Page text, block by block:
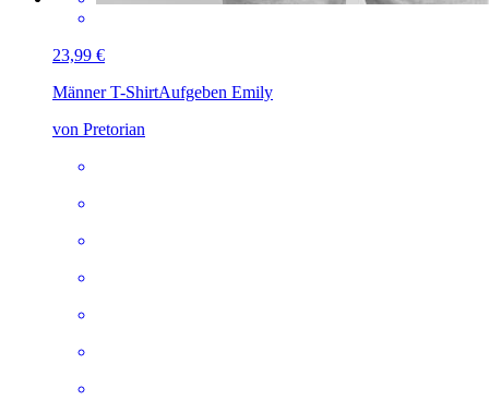
23,99 €
Männer T-ShirtAufgeben Emily
von Pretorian